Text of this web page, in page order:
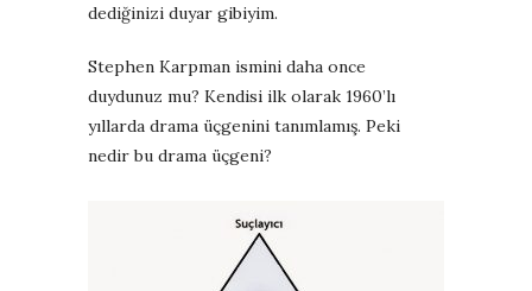
dediğinizi duyar gibiyim.
Stephen Karpman ismini daha once
duydunuz mu? Kendisi ilk olarak 1960’lı
yıllarda drama üçgenini tanımlamış. Peki
nedir bu drama üçgeni?